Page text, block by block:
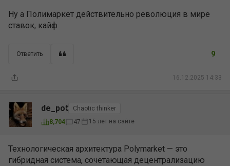
Ну а Полимаркет действительно революция в мире
ставок, кайф
Ответить
16.12.2025 14:33
9
de_pot
Chaotic thinker
8,704
47 15 лет на сайте
Технологическая архитектура Polymarket — это
гибридная система, сочетающая децентрализацию